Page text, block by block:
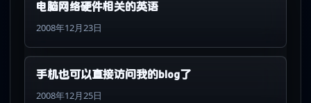
电脑网络硬件相关的英语
2008年12月23日
手机也可以直接访问我的blog了
2008年12月25日